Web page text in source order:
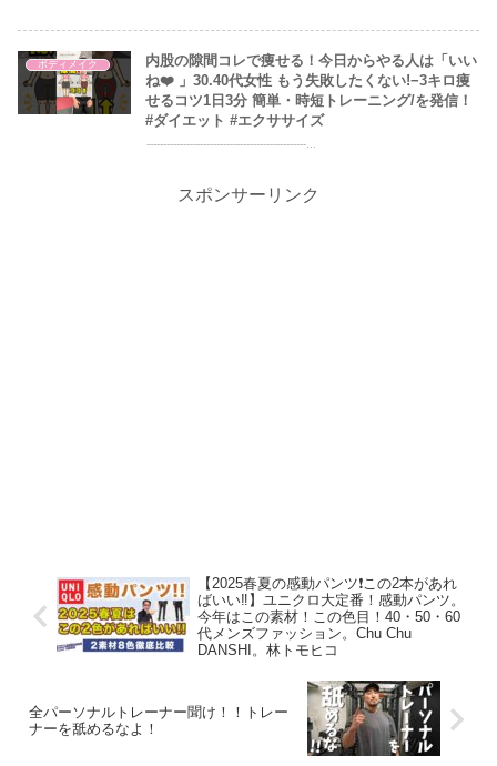
ボディメイク
内股の隙間コレで痩せる！今日からやる人は「いい
ね❤️ 」30.40代女性 もう失敗したくない!−3キロ痩
せるコツ1日3分 簡単・時短トレーニング/を発信！
#ダイエット #エクササイズ
------------------------------------------------...
スポンサーリンク
【2025春夏の感動パンツ❗️この2本があれ
ばいい‼️】ユニクロ大定番！感動パンツ。
今年はこの素材！この色目！40・50・60
代メンズファッション。Chu Chu
DANSHI。林トモヒコ
全パーソナルトレーナー聞け！！トレー
ナーを舐めるなよ！